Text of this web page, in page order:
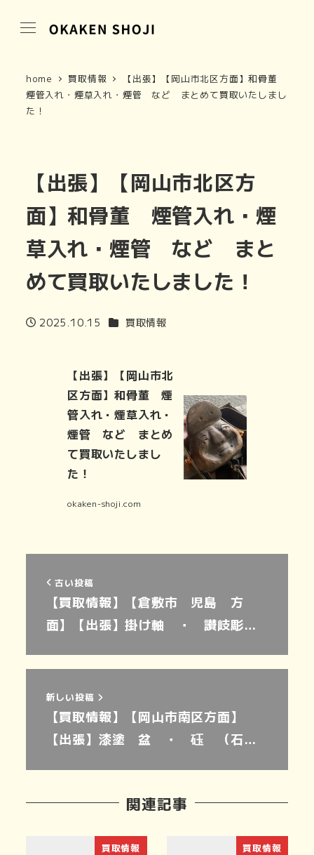
home 買取情報
【出張】【岡山市北区方面】和骨董
煙管入れ・煙草入れ・煙管 など まとめて買取いたしまし
た！
【出張】【岡山市北区方
面】和骨董 煙管入れ・煙
草入れ・煙管 など まと
めて買取いたしました！
投稿日
2025.10.15 カテゴリー
買取情報
【出張】【岡山市北
区方面】和骨董 煙
管入れ・煙草入れ・
煙管 など まとめ
て買取いたしまし
た！
okaken-shoji.com
古い投稿
【買取情報】【倉敷市 児島 方
面】【出張】掛け軸 ・ 讃岐彫…
新しい投稿
【買取情報】【岡山市南区方面】
【出張】漆塗 盆 ・ 砡 （石…
関連記事
買取情報 買取情報